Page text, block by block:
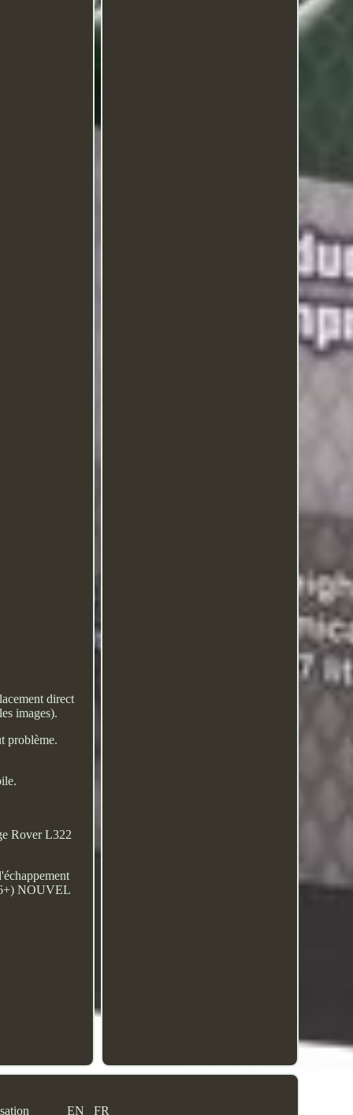
direct
images).
problème.
Rover L322
NOUVEL
EN FR